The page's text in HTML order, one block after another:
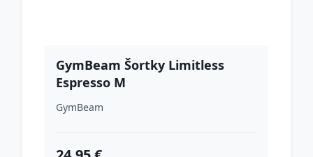
GymBeam Šortky Limitless
Espresso M
GymBeam